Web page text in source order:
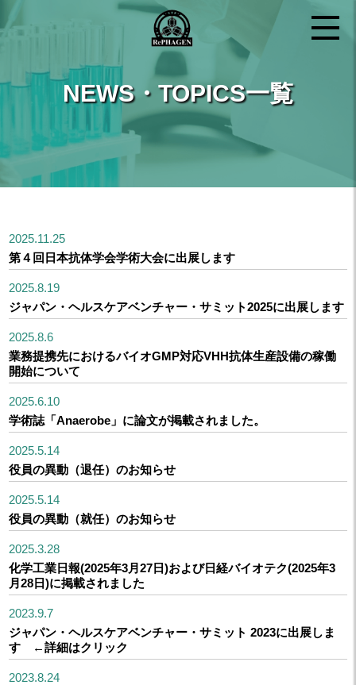
NEWS・TOPICS一覧
2025.11.25
第４回日本抗体学会学術大会に出展します
2025.8.19
ジャパン・ヘルスケアベンチャー・サミット2025に出展します
2025.8.6
業務提携先におけるバイオGMP対応VHH抗体生産設備の稼働
開始について
2025.6.10
学術誌「Anaerobe」に論文が掲載されました。
2025.5.14
役員の異動（退任）のお知らせ
2025.5.14
役員の異動（就任）のお知らせ
2025.3.28
化学工業日報(2025年3月27日)および日経バイオテク(2025年3
月28日)に掲載されました
2023.9.7
ジャパン・ヘルスケアベンチャー・サミット 2023に出展しま
す ←詳細はクリック
2023.8.24